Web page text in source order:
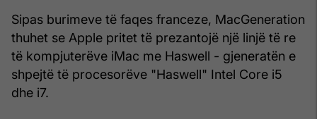
Sipas burimeve të faqes franceze, MacGeneration
thuhet se Apple pritet të prezantojë një linjë të re
të kompjuterëve iMac me Haswell - gjeneratën e
shpejtë të procesorëve "Haswell" Intel Core i5
dhe i7.